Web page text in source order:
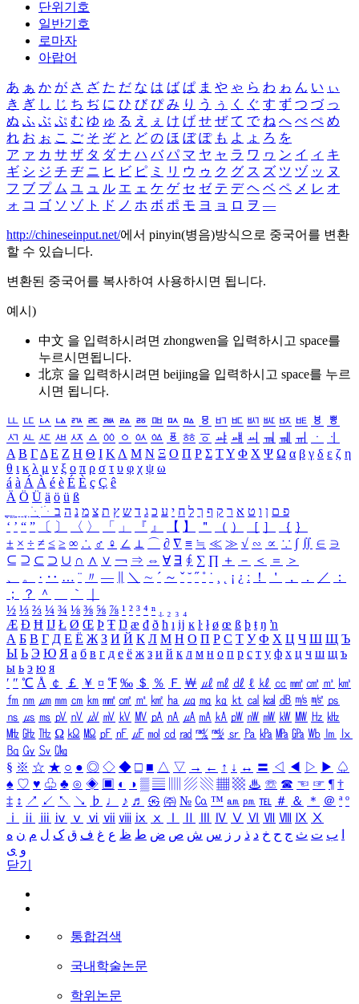
단위기호
일반기호
로마자
아랍어
あ ぁ か が さ ざ た だ な は ば ぱ ま や ゃ ら わ ゎ ん い ぃ
き ぎ し じ ち ぢ に ひ び ぴ み り う ぅ く ぐ す ず つ づ っ
ぬ ふ ぶ ぷ む ゆ ゅ る え ぇ け げ せ ぜ て で ね へ べ ぺ め
れ お ぉ こ ご そ ぞ と ど の ほ ぼ ぽ も よ ょ ろ を
ア ァ カ サ ザ タ ダ ナ ハ バ パ マ ヤ ャ ラ ワ ヮ ン イ ィ キ
ギ シ ジ チ ヂ ニ ヒ ビ ピ ミ リ ウ ゥ ク グ ス ズ ツ ヅ ッ ヌ
フ ブ プ ム ユ ュ ル エ ェ ケ ゲ セ ゼ テ デ ヘ ベ ペ メ レ オ
ォ コ ゴ ソ ゾ ト ド ノ ホ ボ ポ モ ヨ ョ ロ ヲ ―
http://chineseinput.net/에서 pinyin(병음)방식으로 중국어를 변환
할 수 있습니다.
변환된 중국어를 복사하여 사용하시면 됩니다.
예시)
中文 을 입력하시려면 zhongwen을 입력하시고 space를
누르시면됩니다.
北京 을 입력하시려면 beijing을 입력하시고 space를 누르
시면 됩니다.
ㅥ ㅦ ㅧ ㅨ ㅩ ㅪ ㅫ ㅬ ㅭ ㅮ ㅯ ㅰ ㅱ ㅲ ㅳ ㅴ ㅵ ㅶ ㅷ ㅸ
ㅹ
ㅺ ㅻ ㅼ ㅽ ㅾ ㅿ ㆀ ㆁ ㆂ ㆃ ㆄ ㆅ ㆆ ㆇ ㆈ ㆉ ㆊ ㆋ ㆌ ㆍ
ㆎ
Α Β ΓΔ Ε Ζ Η Θ Ι ΚΛ Μ Ν Ξ Ο Π Ρ Σ ΤΥ Φ Χ Ψ Ω α β γ δ ε ζ η
θ ι κ λ μ ν ξ ο π ρ σ τ υ φ χ ψ ω
á à Á À é è É È ç Ç ê
Ä Ö Ü ä ö ü ß
ִֶֹ ֻּ ׁׂ פ ם ן ו ט א ר ק ף ך ל ח י ע כ ג ד ש ץ ת צ מ נ ה ב
‘ ’ “ ” 〔 〕 〈 〉 「 」 『 』 【 】 ＂ （ ） ［ ］ ｛ ｝
± × ÷ ≠ ≤ ≥ ∞ ∴ ♂ ♀ ∠ ⊥ ⌒ ∂ ∇ ≡ ≒ ≪ ≫ √ ∽ ∝ ∵ ∫ ∬ ∈ ∋
⊆ ⊇ ⊂ ⊃ ∪ ∩ ∧ ∨ ￢ ⇒ ⇔ ∀ ∃ ∮ ∑ ∏ ＋ － ＜ ＝
＞
、
。 · ‥ … ¨ 〃 ― ＼ ∼ ´ ～ ˇ ˘ ˝ ˚ ˙ ¸ ¡ ¿ ː ！ ＇ ， ． ／
：
；
？ ＾ ｀
½ ⅓ ⅔ ¼ ¾ ⅛ ⅜ ⅝ ⅞ ¹ ² ³ ⁴ ⁿ ₁ ₂ ₃ ₄
Æ Ð Ħ Ĳ Ł Ø Œ Þ Ŧ Ŋ æ đ ð ħ ı ĳ ĸ ŀ ł ø œ ß þ ŧ ŋ ŉ
А Б В Г Д Е Ё Ж З И Й К Л М Н О П Р С Т У Ф Х Ц Ч Ш Щ Ъ
Ы Ь Э Ю Я а б в г д е ё ж з и й к л м н о п р с т у ф х ц ч ш щ ъ
ы ь э ю я
′ ″ ℃ Å ￠ ￡ ￥ ¤ ℉ ‰ ＄ ％ Ｆ ￦ ㎕ ㎖ ㎗ ℓ ㎘ ㏄ ㎣ ㎤ ㎥ ㎦
㎙ ㎚ ㎛ ㎜ ㎝ ㎞ ㎟ ㎠ ㎡ ㎢ ㏊ ㎍ ㎎ ㎏ ㏏ ㎈ ㎉ ㏈ ㎧ ㎨ ㎰
㎱ ㎲ ㎳ ㎴ ㎵ ㎶ ㎷ ㎸ ㎹ ㎀ ㎁ ㎂ ㎃ ㎄ ㎺ ㎻ ㎽ ㎾ ㎿ ㎐ ㎑
㎒ ㎓ ㎔ Ω ㏀ ㏁ ㎊ ㎋ ㎌ ㏖ ㏅ ㎭ ㎮ ㎯ ㏛ ㎩ ㎪ ㎫ ㎬ ㏝ ㏐
㏓
㏃ ㏉ ㏜ ㏆
§ ※ ☆ ★ ○ ● ◎ ◇ ◆ □ ■ △ ▽ → ← ↑ ↓ ↔ 〓 ◁ ◀ ▷ ▶ ♤
♠ ♡ ♥ ♧ ♣ ⊙ ◈ ▣ ◐ ◑ ▒ ▤ ▨ ▧ ▦ ▩ ♨ ☏ ☎ ☜ ☞ ¶ †
‡ ↕ ↗ ↙ ↖ ↘ ♭ ♩ ♪ ♬ ㉿ ㈜ № ㏇ ™ ㏂ ㏘ ℡ ＃ ＆ ＊ ＠ ª º
ⅰ
ⅱ ⅲ ⅳ ⅴ ⅵ ⅶ ⅷ ⅸ ⅹ Ⅳ Ⅴ Ⅵ Ⅶ Ⅷ Ⅸ Ⅹ
ب ت ث ج ح خ د ذ ر ز س ش ص ض ط ظ ع غ ف ق ک ل م ن ه
و ی
닫기
통합검색
국내학술논문
학위논문